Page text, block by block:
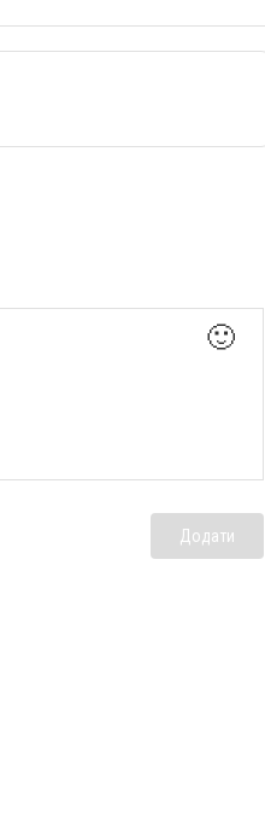
🙂
Додати